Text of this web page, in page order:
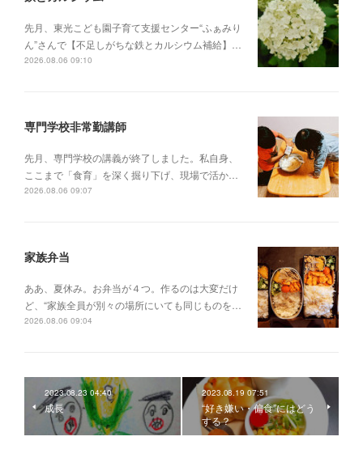
先月、東光こども園子育て支援センター“ふぁみり
ん”さんで【不足しがちな鉄とカルシウム補給】…
2026.08.06 09:10
専門学校非常勤講師
先月、専門学校の講義が終了しました。私自身、
ここまで「食育」を深く掘り下げ、現場で活か…
2026.08.06 09:07
家族弁当
ああ、夏休み。お弁当が４つ。作るのは大変だけ
ど、“家族全員が別々の場所にいても同じものを…
2026.08.06 09:04
2023.08.23 04:40
成長
2023.08.19 07:51
“好き嫌い・偏食”にはどう
する？